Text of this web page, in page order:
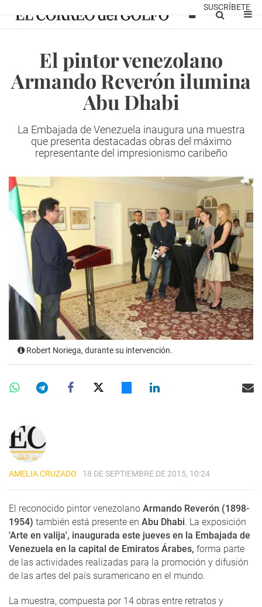
SUSCRÍBETE
El pintor venezolano
Armando Reverón ilumina
Abu Dhabi
La Embajada de Venezuela inaugura una muestra
que presenta destacadas obras del máximo
representante del impresionismo caribeño
Robert Noriega, durante su intervención.
AMELIA CRUZADO 18 DE SEPTIEMBRE DE 2015, 10:24
El reconocido pintor venezolano Armando Reverón (1898-
1954) también está presente en Abu Dhabi. La exposición
'Arte en valija', inaugurada este jueves en la Embajada de
Venezuela en la capital de Emiratos Árabes, forma parte
de las actividades realizadas para la promoción y difusión
de las artes del país suramericano en el mundo.
La muestra, compuesta por 14 obras entre retratos y